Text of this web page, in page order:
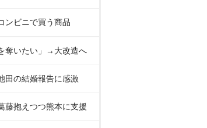
ンビニで買う商品
奪いたい」→大改造へ
田の結婚報告に感激
藤抱えつつ熊本に支援